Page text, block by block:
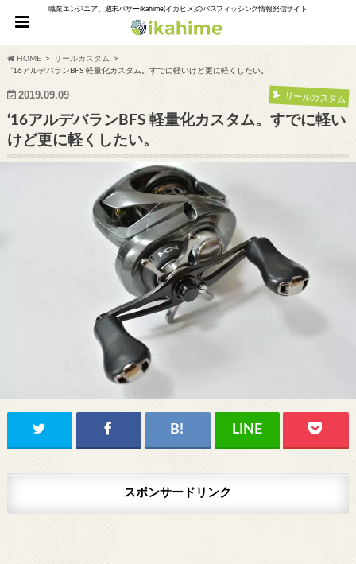
職業エンジニア、週末バサーikahime(イカヒメ)のバスフィッシング情報発信サイト
HOME
リールカスタム
‘16アルデバランBFS 軽量化カスタム。すでに軽いけど更に軽くしたい。
2019.09.09 リールカスタム
‘16アルデバランBFS 軽量化カスタム。すでに軽い
けど更に軽くしたい。
スポンサードリンク